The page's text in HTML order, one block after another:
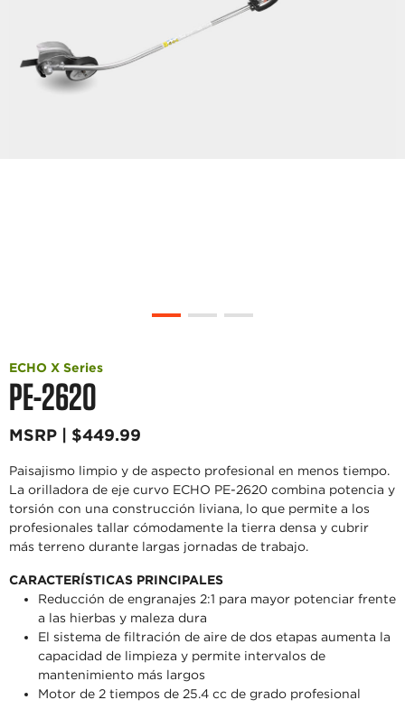
PE-2620
ECHO X Series
MSRP | $449.99
Paisajismo limpio y de aspecto profesional en menos tiempo.
La orilladora de eje curvo ECHO PE-2620 combina potencia y
torsión con una construcción liviana, lo que permite a los
profesionales tallar cómodamente la tierra densa y cubrir
más terreno durante largas jornadas de trabajo.
CARACTERÍSTICAS PRINCIPALES
Reducción de engranajes 2:1 para mayor potenciar frente
a las hierbas y maleza dura
El sistema de filtración de aire de dos etapas aumenta la
capacidad de limpieza y permite intervalos de
mantenimiento más largos
Motor de 2 tiempos de 25.4 cc de grado profesional